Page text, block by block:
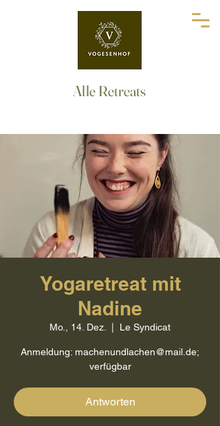
Alle Retreats
Yogaretreat mit
Nadine
Mo., 14. Dez. Le Syndicat
Anmeldung: machenundlachen@mail.de;
verfügbar
Antworten